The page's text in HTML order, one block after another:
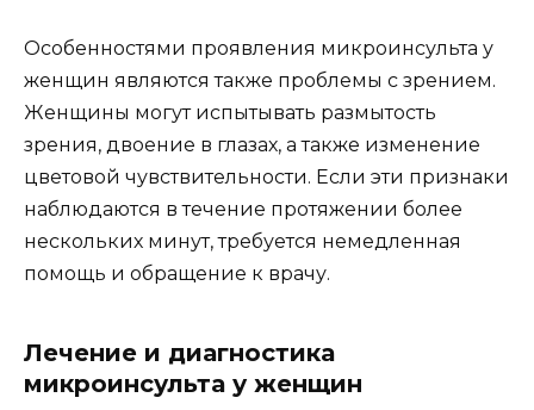
Особенностями проявления микроинсульта у
женщин являются также проблемы с зрением.
Женщины могут испытывать размытость
зрения, двоение в глазах, а также изменение
цветовой чувствительности. Если эти признаки
наблюдаются в течение протяжении более
нескольких минут, требуется немедленная
помощь и обращение к врачу.
Лечение и диагностика
микроинсульта у женщин